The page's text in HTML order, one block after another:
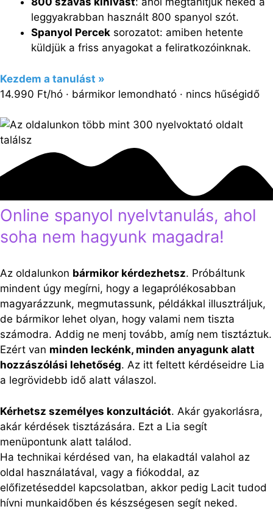
leggyakrabban használt 800 spanyol szót.
Spanyol Percek sorozatot: amiben hetente
küldjük a friss anyagokat a feliratkozóinknak.
Kezdem a tanulást »
14.990 Ft/hó · bármikor lemondható · nincs hűségidő
Online spanyol nyelvtanulás, ahol
soha nem hagyunk magadra!
Az oldalunkon bármikor kérdezhetsz. Próbáltunk
mindent úgy megírni, hogy a legaprólékosabban
magyarázzunk, megmutassunk, példákkal illusztráljuk,
de bármikor lehet olyan, hogy valami nem tiszta
számodra. Addig ne menj tovább, amíg nem tisztáztuk.
Ezért van minden leckénk, minden anyagunk alatt
hozzászólási lehetőség. Az itt feltett kérdéseidre Lia
a legrövidebb idő alatt válaszol.
Kérhetsz személyes konzultációt. Akár gyakorlásra,
akár kérdések tisztázására. Ezt a Lia segít
menüpontunk alatt találod.
Ha technikai kérdésed van, ha elakadtál valahol az
oldal használatával, vagy a fiókoddal, az
előfizetéseddel kapcsolatban, akkor pedig Lacit tudod
hívni munkaidőben és készségesen segít neked.